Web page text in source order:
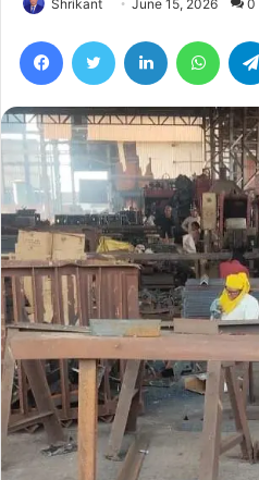
Shrikant June 15, 2026 0